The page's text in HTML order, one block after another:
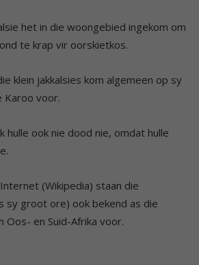
het in die woongebied ingekom om
te krap vir oorskietkos.
klein jakkalsies kom algemeen op sy
Karoo voor.
hulle ook nie dood nie, omdat hulle
(Wikipedia) staan die
sy groot ore) ook bekend as die
Oos- en Suid-Afrika voor.